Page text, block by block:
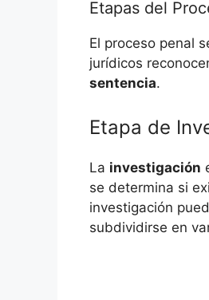
Etapas del
El proceso penal
jurídicos
sentencia.
Etapa de
La investigación
se determina si
investigación
subdividirse en